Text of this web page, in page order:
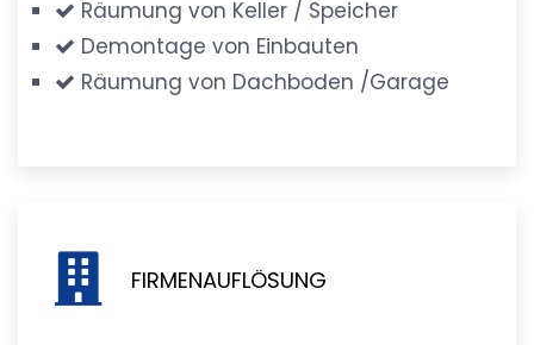
Räumung von Keller / Speicher
Demontage von Einbauten
Räumung von Dachboden /Garage
FIRMENAUFLÖSUNG